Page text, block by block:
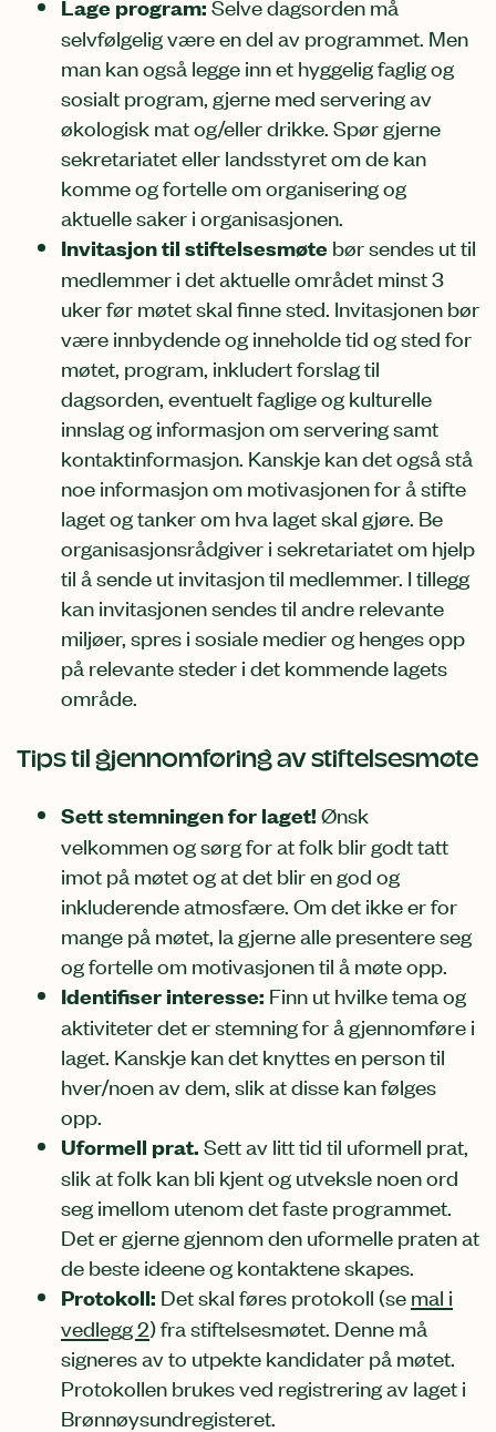
Lage program: Selve dagsorden må
selvfølgelig være en del av programmet. Men
man kan også legge inn et hyggelig faglig og
sosialt program, gjerne med servering av
økologisk mat og/eller drikke. Spør gjerne
sekretariatet eller landsstyret om de kan
komme og fortelle om organisering og
aktuelle saker i organisasjonen.
Invitasjon til stiftelsesmøte bør sendes ut til
medlemmer i det aktuelle området minst 3
uker før møtet skal finne sted. Invitasjonen bør
være innbydende og inneholde tid og sted for
møtet, program, inkludert forslag til
dagsorden, eventuelt faglige og kulturelle
innslag og informasjon om servering samt
kontaktinformasjon. Kanskje kan det også stå
noe informasjon om motivasjonen for å stifte
laget og tanker om hva laget skal gjøre. Be
organisasjonsrådgiver i sekretariatet om hjelp
til å sende ut invitasjon til medlemmer. I tillegg
kan invitasjonen sendes til andre relevante
miljøer, spres i sosiale medier og henges opp
på relevante steder i det kommende lagets
område.
Tips til gjennomføring av stiftelsesmøte
Sett stemningen for laget! Ønsk
velkommen og sørg for at folk blir godt tatt
imot på møtet og at det blir en god og
inkluderende atmosfære. Om det ikke er for
mange på møtet, la gjerne alle presentere seg
og fortelle om motivasjonen til å møte opp.
Identifiser interesse: Finn ut hvilke tema og
aktiviteter det er stemning for å gjennomføre i
laget. Kanskje kan det knyttes en person til
hver/noen av dem, slik at disse kan følges
opp.
Uformell prat. Sett av litt tid til uformell prat,
slik at folk kan bli kjent og utveksle noen ord
seg imellom utenom det faste programmet.
Det er gjerne gjennom den uformelle praten at
de beste ideene og kontaktene skapes.
Protokoll: Det skal føres protokoll (se mal i
vedlegg 2) fra stiftelsesmøtet. Denne må
signeres av to utpekte kandidater på møtet.
Protokollen brukes ved registrering av laget i
Brønnøysundregisteret.